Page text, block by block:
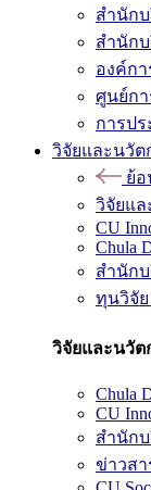
สำนัก
สำนัก
องค์ก
ศูนย์ก
การป
วิจัยและนวัต
ย้
วิจัยแล
CU
Chula
สำนัก
ทุนวิจัย
วิจัยและนวัต
Chula
CU
สำนัก
ข่าวสา